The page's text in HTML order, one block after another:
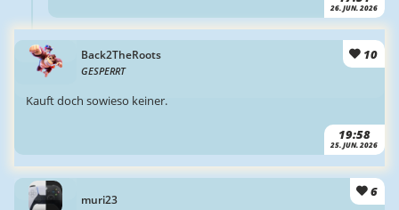
26. JUN. 2026
Back2TheRoots
GESPERRT
10
19:58
25. JUN. 2026
Kauft doch sowieso keiner.
muri23
6